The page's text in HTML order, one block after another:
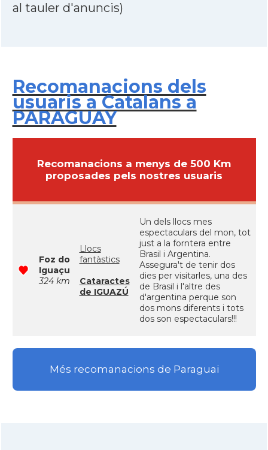
al tauler d'anuncis)
Recomanacions dels
usuaris a Catalans a
PARAGUAY
Recomanacions a menys de 500 Km
proposades pels nostres usuaris
Foz do
Iguaçu
324 km
Llocs
fantàstics
Cataractes
de IGUAZÚ
Un dels llocs mes
espectaculars del mon, tot
just a la forntera entre
Brasil i Argentina.
Assegura't de tenir dos
dies per visitarles, una des
de Brasil i l'altre des
d'argentina perque son
dos mons diferents i tots
dos son espectaculars!!!
Més recomanacions de Paraguai